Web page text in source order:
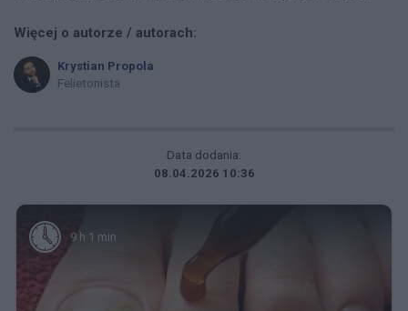
Więcej o autorze / autorach:
Krystian Propola
Felietonista
Data dodania:
08.04.2026 10:36
9 h 1 min